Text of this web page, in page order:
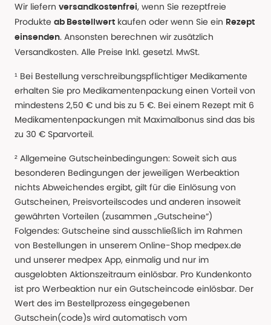
Wir liefern versandkostenfrei, wenn Sie rezeptfreie
Produkte ab Bestellwert kaufen oder wenn Sie ein Rezept
einsenden. Ansonsten berechnen wir zusätzlich
Versandkosten. Alle Preise Inkl. gesetzl. MwSt.
¹ Bei Bestellung verschreibungspflichtiger Medikamente
erhalten Sie pro Medikamentenpackung einen Vorteil von
mindestens 2,50 € und bis zu 5 €. Bei einem Rezept mit 6
Medikamentenpackungen mit Maximalbonus sind das bis
zu 30 € Sparvorteil.
² Allgemeine Gutscheinbedingungen: Soweit sich aus
besonderen Bedingungen der jeweiligen Werbeaktion
nichts Abweichendes ergibt, gilt für die Einlösung von
Gutscheinen, Preisvorteilscodes und anderen insoweit
gewährten Vorteilen (zusammen „Gutscheine“)
Folgendes: Gutscheine sind ausschließlich im Rahmen
von Bestellungen in unserem Online-Shop medpex.de
und unserer medpex App, einmalig und nur im
ausgelobten Aktionszeitraum einlösbar. Pro Kundenkonto
ist pro Werbeaktion nur ein Gutscheincode einlösbar. Der
Wert des im Bestellprozess eingegebenen
Gutschein(code)s wird automatisch vom